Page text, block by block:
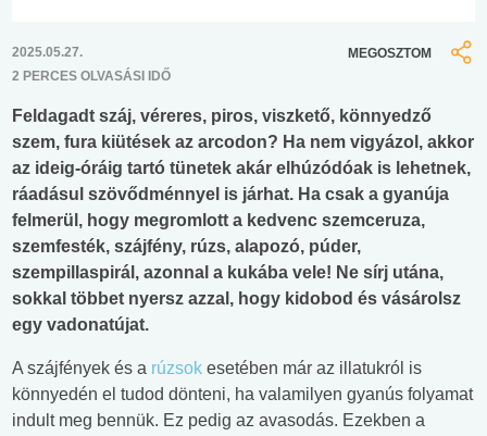
2025.05.27.
2 PERCES OLVASÁSI IDŐ
MEGOSZTOM
Feldagadt száj, véreres, piros, viszkető, könnyedző
szem, fura kiütések az arcodon? Ha nem vigyázol, akkor
az ideig-óráig tartó tünetek akár elhúzódóak is lehetnek,
ráadásul szövődménnyel is járhat. Ha csak a gyanúja
felmerül, hogy megromlott a kedvenc szemceruza,
szemfesték, szájfény, rúzs, alapozó, púder,
szempillaspirál, azonnal a kukába vele! Ne sírj utána,
sokkal többet nyersz azzal, hogy kidobod és vásárolsz
egy vadonatújat.
A szájfények és a rúzsok esetében már az illatukról is
könnyedén el tudod dönteni, ha valamilyen gyanús folyamat
indult meg bennük. Ez pedig az avasodás. Ezekben a